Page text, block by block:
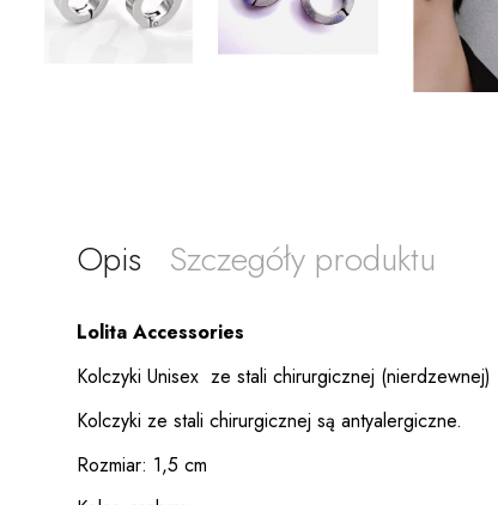
Opis Szczegóły produktu
Lolita Accessories
Kolczyki Unisex ze stali chirurgicznej (nierdzewnej)
Kolczyki ze stali chirurgicznej są antyalergiczne.
Rozmiar: 1,5 cm